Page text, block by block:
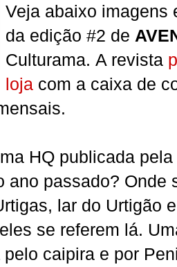
Veja abaixo imagens
da edição #2 de
Culturama. A revista
lojacom a caixa de
HQ publicada
ano passado? Onde
lar do Urtigão
se referem lá.
caipira e por